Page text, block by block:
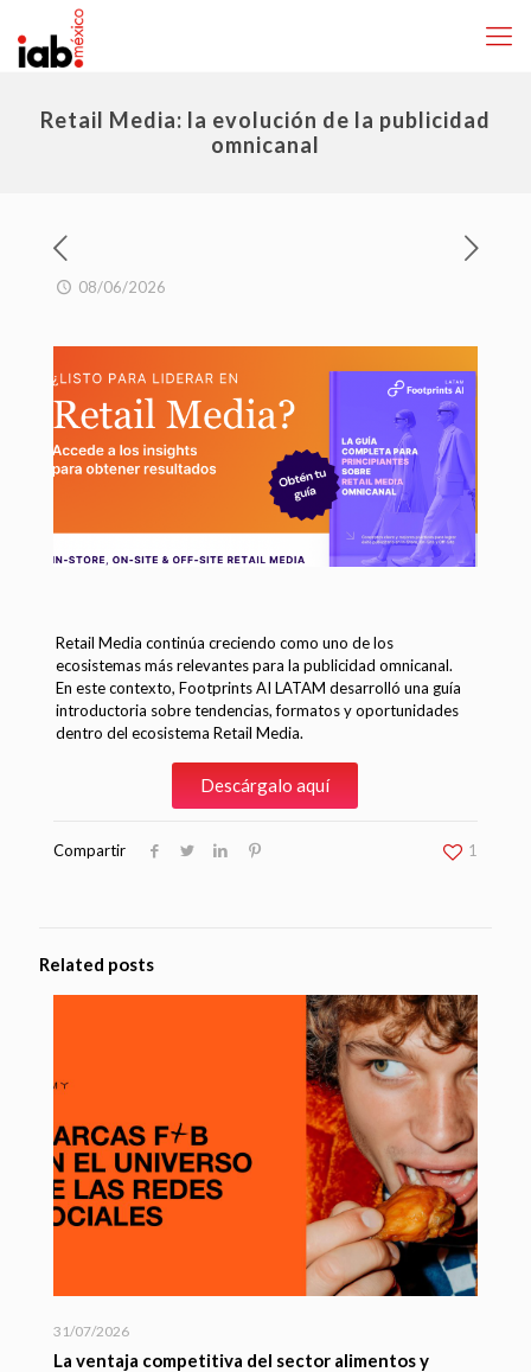
Retail Media: la evolución de la publicidad
omnicanal
08/06/2026
Retail Media continúa creciendo como uno de los
ecosistemas más relevantes para la publicidad omnicanal.
En este contexto, Footprints AI LATAM desarrolló una guía
introductoria sobre tendencias, formatos y oportunidades
dentro del ecosistema Retail Media.
Descárgalo aquí
Compartir 1
Related posts
31/07/2026
La ventaja competitiva del sector alimentos y